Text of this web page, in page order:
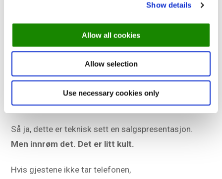
Show details
Allow all cookies
Allow selection
Use necessary cookies only
Start toveis samtaler før gjestene ankommer
Håndtere spørsmål, endringer eller forespørsler
Hold alt samlet på ett sted uten ekstra apper
Send raske påminnelser for å stoppe uteblivelser
Så ja, dette er teknisk sett en salgspresentasjon.
Men innrøm det. Det er litt kult.
Hvis gjestene ikke tar telefonen,